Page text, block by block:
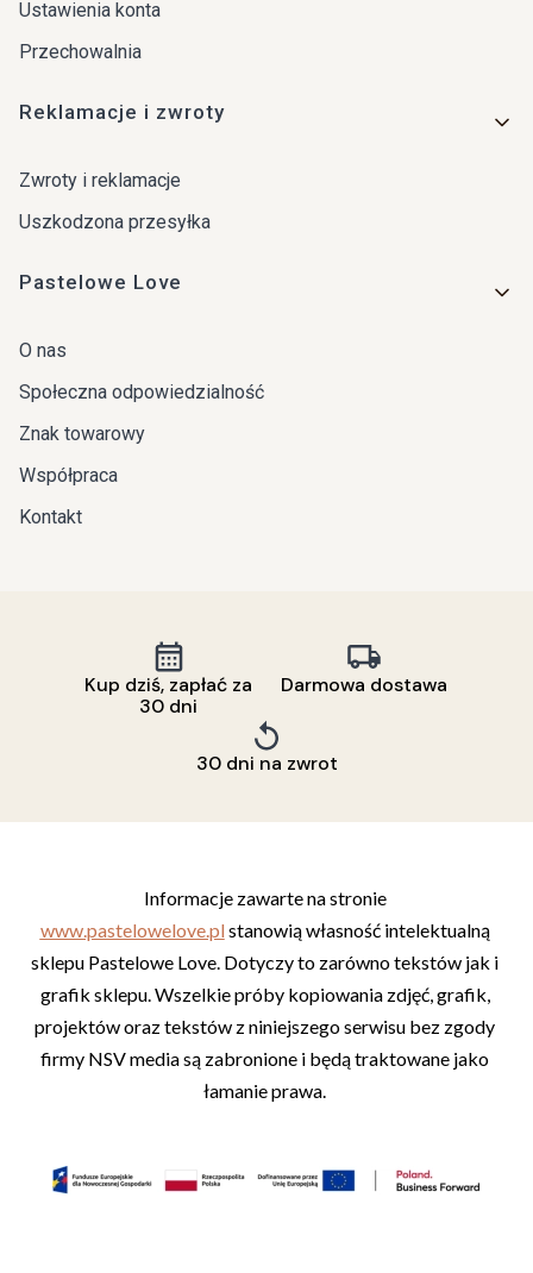
Ustawienia konta
Przechowalnia
Reklamacje i zwroty
Zwroty i reklamacje
Uszkodzona przesyłka
Pastelowe Love
O nas
Społeczna odpowiedzialność
Znak towarowy
Współpraca
Kontakt
Kup dziś, zapłać za
30 dni
Darmowa dostawa
30 dni na zwrot
Informacje zawarte na stronie
www.pastelowelove.pl stanowią własność intelektualną
sklepu Pastelowe Love. Dotyczy to zarówno tekstów jak i
grafik sklepu. Wszelkie próby kopiowania zdjęć, grafik,
projektów oraz tekstów z niniejszego serwisu bez zgody
firmy NSV media są zabronione i będą traktowane jako
łamanie prawa.